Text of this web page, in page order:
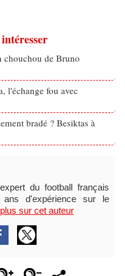
chouchou de Bruno
l'échange fou avec
bradé ? Besiktas à
du football français
d'expérience sur le
sur cet auteur